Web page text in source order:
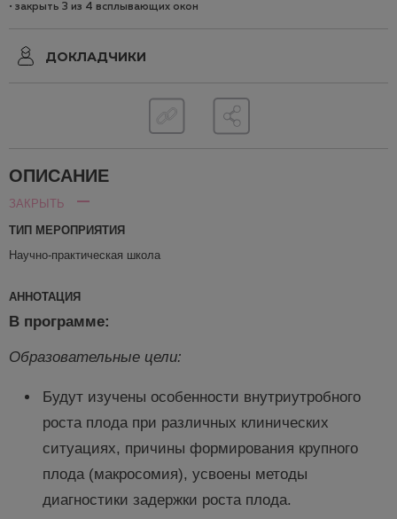
• закрыть 3 из 4 всплывающих окон
ДОКЛАДЧИКИ
ОПИСАНИЕ
ЗАКРЫТЬ
ТИП МЕРОПРИЯТИЯ
Научно-практическая школа
АННОТАЦИЯ
В программе:
Образовательные цели:
Будут изучены особенности внутриутробного
роста плода при различных клинических
ситуациях, причины формирования крупного
плода (макросомия), усвоены методы
диагностики задержки роста плода.